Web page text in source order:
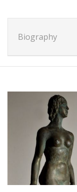
Biography